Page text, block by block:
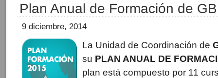
Plan Anual de Formación de
9 diciembre, 2014
La Unidad de Coordinación de
su PLAN ANUAL DE
plan está compuesto por 11